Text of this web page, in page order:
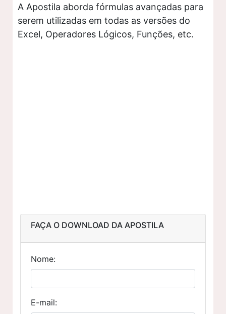
A Apostila aborda fórmulas avançadas para
serem utilizadas em todas as versões do
Excel, Operadores Lógicos, Funções, etc.
FAÇA O DOWNLOAD DA APOSTILA
Nome:
E-mail: